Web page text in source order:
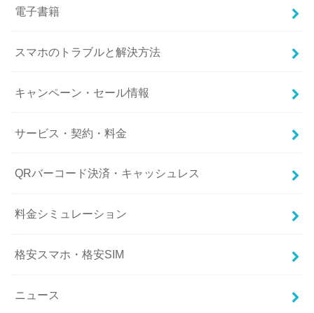
電子書籍
スマホのトラブルと解決方法
キャンペーン・セール情報
サービス・契約・料金
QRバーコード決済・キャッシュレス
料金シミュレーション
格安スマホ・格安SIM
ニュース